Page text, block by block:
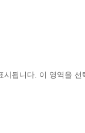
됩니다. 이 영역을